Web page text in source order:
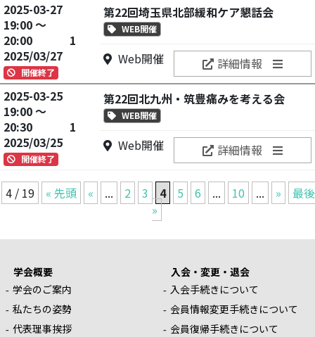
2025-03-27
19:00 ～
20:00
2025/03/27
開催終了
1
第22回埼玉県北部緩和ケア懇話会
WEB開催
Web開催
詳細情報
2025-03-25
19:00 ～
20:30
2025/03/25
開催終了
1
第22回北九州・筑豊痛みを考える会
WEB開催
Web開催 詳細情報
4 / 19 « 先頭 « ... 2 3 4 5 6 ... 10 ... »
最後
»
学会概要
学会のご案内
私たちの姿勢
代表理事挨拶
入会・変更・退会
入会手続きについて
会員情報変更手続きについて
会員復帰手続きについて